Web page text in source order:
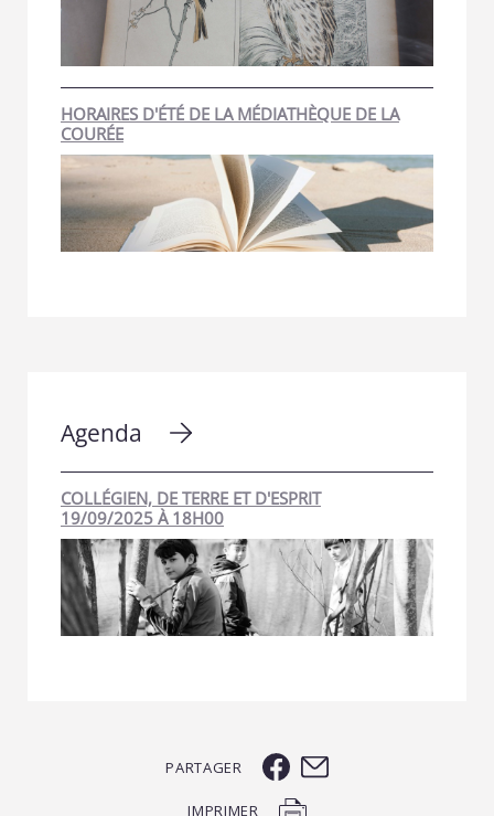
HORAIRES D'ÉTÉ DE LA MÉDIATHÈQUE DE LA
COURÉE
Agenda
COLLÉGIEN, DE TERRE ET D'ESPRIT
19/09/2025 À 18H00
PARTAGER
IMPRIMER